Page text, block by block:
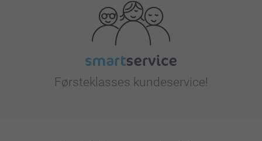
Førsteklasses kundeservice!